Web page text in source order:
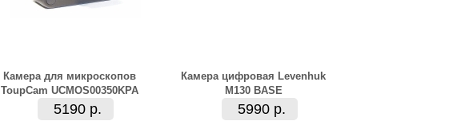
Камера для микроскопов
ToupCam UCMOS00350KPA
5190 р.
Камера цифровая Levenhuk
M130 BASE
5990 р.